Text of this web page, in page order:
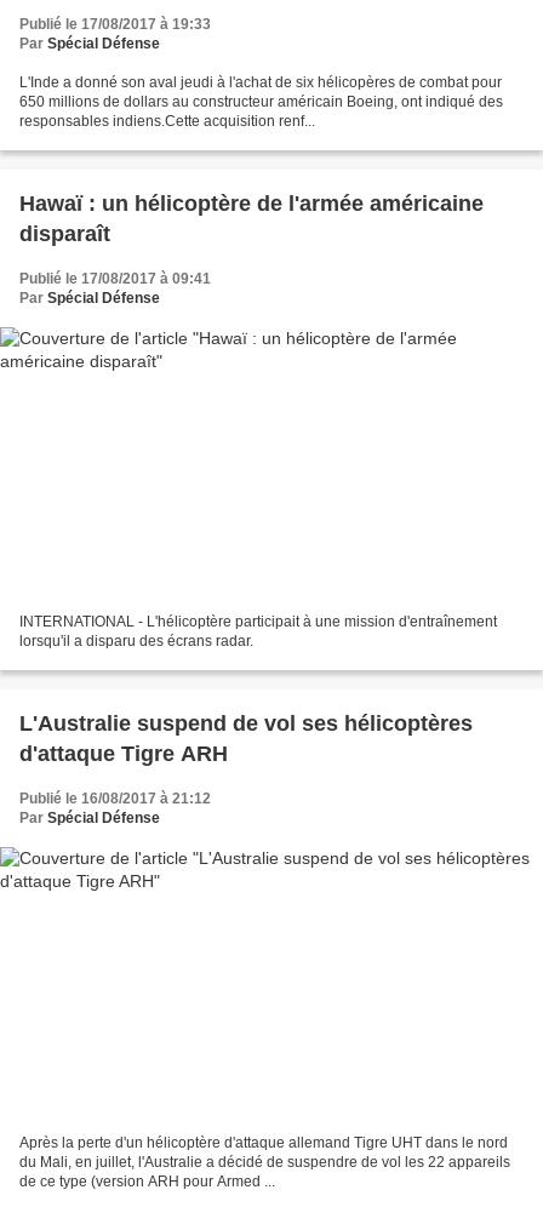
Publié le 17/08/2017 à 19:33
Par Spécial Défense
L'Inde a donné son aval jeudi à l'achat de six hélicopères de combat pour
650 millions de dollars au constructeur américain Boeing, ont indiqué des
responsables indiens.Cette acquisition renf...
Hawaï : un hélicoptère de l'armée américaine
disparaît
Publié le 17/08/2017 à 09:41
Par Spécial Défense
INTERNATIONAL - L'hélicoptère participait à une mission d'entraînement
lorsqu'il a disparu des écrans radar.
L'Australie suspend de vol ses hélicoptères
d'attaque Tigre ARH
Publié le 16/08/2017 à 21:12
Par Spécial Défense
Après la perte d'un hélicoptère d'attaque allemand Tigre UHT dans le nord
du Mali, en juillet, l'Australie a décidé de suspendre de vol les 22 appareils
de ce type (version ARH pour Armed ...